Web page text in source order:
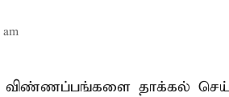
விண்ணப்பங்களை தாக்கல்